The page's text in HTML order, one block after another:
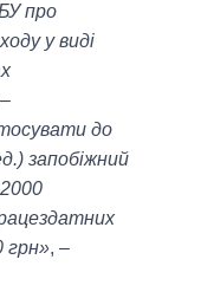
про
у виді
до
запобіжний
2000
грн», –